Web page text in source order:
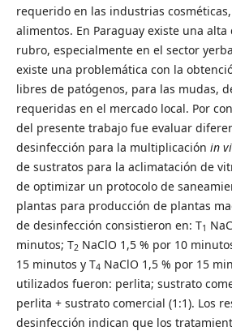
requerido en las industrias
alimentos. En Paraguay existe una
rubro, especialmente en el sector
existe una problemática con la
libres de patógenos, para las mudas,
requeridas en el mercado local. Por
del presente trabajo fue evaluar
desinfección para la multiplicación in
de sustratos para la aclimatación de
de optimizar un protocolo de
plantas para producción de plantas
de desinfección consistieron en: T1
minutos; T2 NaClO 1,5 % por 10
15 minutos y T4 NaClO 1,5 % por 15
utilizados fueron: perlita; sustrato
perlita + sustrato comercial (1:1). Los
desinfección indican que los